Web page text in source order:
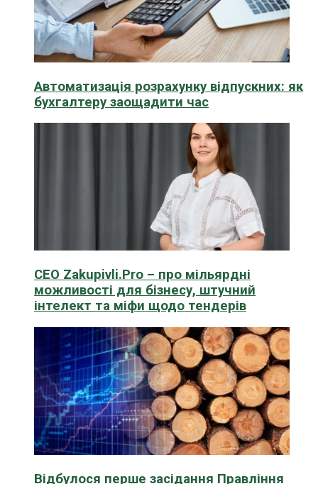
Автоматизація розрахунку відпускних: як
бухгалтеру заощадити час
CEO Zakupivli.Pro – про мільярдні
можливості для бізнесу, штучний
інтелект та міфи щодо тендерів
Відбулося перше засідання Правління